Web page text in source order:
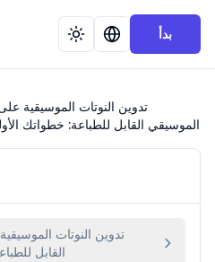
بدأ
تدوين النوتات الموسيقية
الموسيقي القابل للطباعة: خطواتك
تدوين النوتات
القابل